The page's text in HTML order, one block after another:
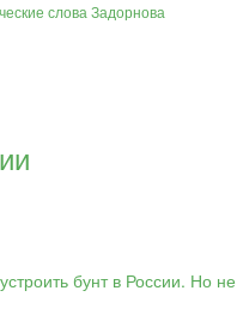
слова Задорнова